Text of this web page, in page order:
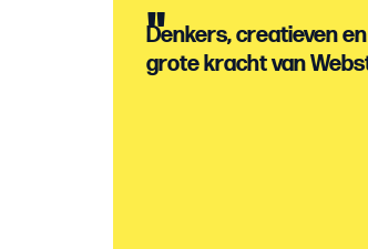
"
Denkers, creatieven
grote kracht van